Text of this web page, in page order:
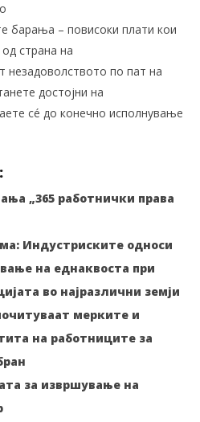
барања – повисоки плати кои
страна на
незадоволството по пат на
достојни на
сé до конечно исполнување
„365 работнички права
Индустриските односи
на еднаквоста при
во најразлични земји
мерките и
на работниците за
за извршување на